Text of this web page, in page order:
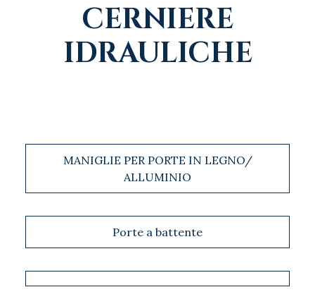
CERNIERE
IDRAULICHE
MANIGLIE PER PORTE IN LEGNO/
ALLUMINIO
Porte a battente